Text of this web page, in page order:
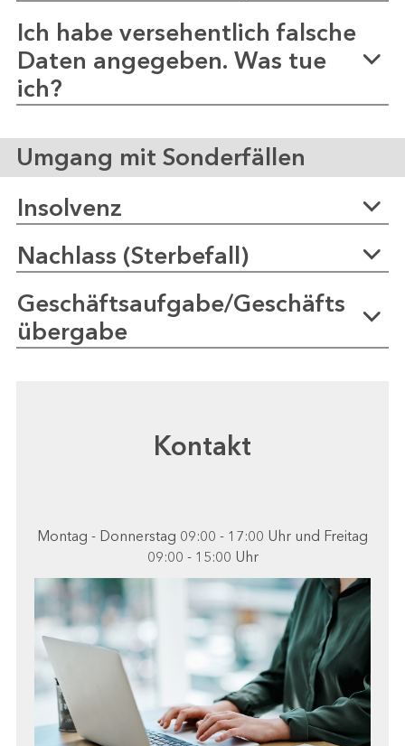
Ich habe versehentlich falsche
Daten angegeben. Was tue
ich?
Umgang mit Sonderfällen
Insolvenz
Nachlass (Sterbefall)
Geschäftsaufgabe/Geschäfts
übergabe
Kontakt
Montag - Donnerstag 09:00 - 17:00 Uhr und Freitag
09:00 - 15:00 Uhr